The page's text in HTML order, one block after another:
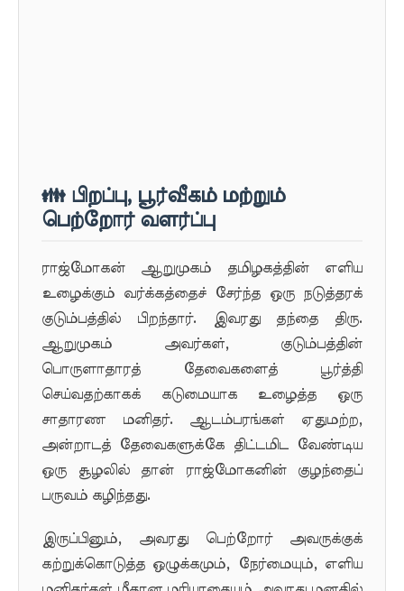
👪 பிறப்பு, பூர்வீகம் மற்றும்
பெற்றோர் வளர்ப்பு
ராஜ்மோகன் ஆறுமுகம் தமிழகத்தின் எளிய
உழைக்கும் வர்க்கத்தைச் சேர்ந்த ஒரு நடுத்தரக்
குடும்பத்தில் பிறந்தார். இவரது தந்தை திரு.
ஆறுமுகம் அவர்கள், குடும்பத்தின்
பொருளாதாரத் தேவைகளைத் பூர்த்தி
செய்வதற்காகக் கடுமையாக உழைத்த ஒரு
சாதாரண மனிதர். ஆடம்பரங்கள் ஏதுமற்ற,
அன்றாடத் தேவைகளுக்கே திட்டமிட வேண்டிய
ஒரு சூழலில் தான் ராஜ்மோகனின் குழந்தைப்
பருவம் கழிந்தது.
இருப்பினும், அவரது பெற்றோர் அவருக்குக்
கற்றுக்கொடுத்த ஒழுக்கமும், நேர்மையும், எளிய